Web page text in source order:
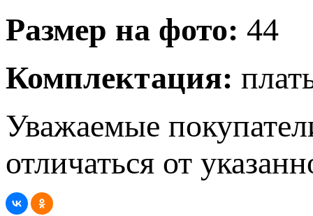
Размер на фото: 44
Комплектация:
Уважаемые
отличаться от